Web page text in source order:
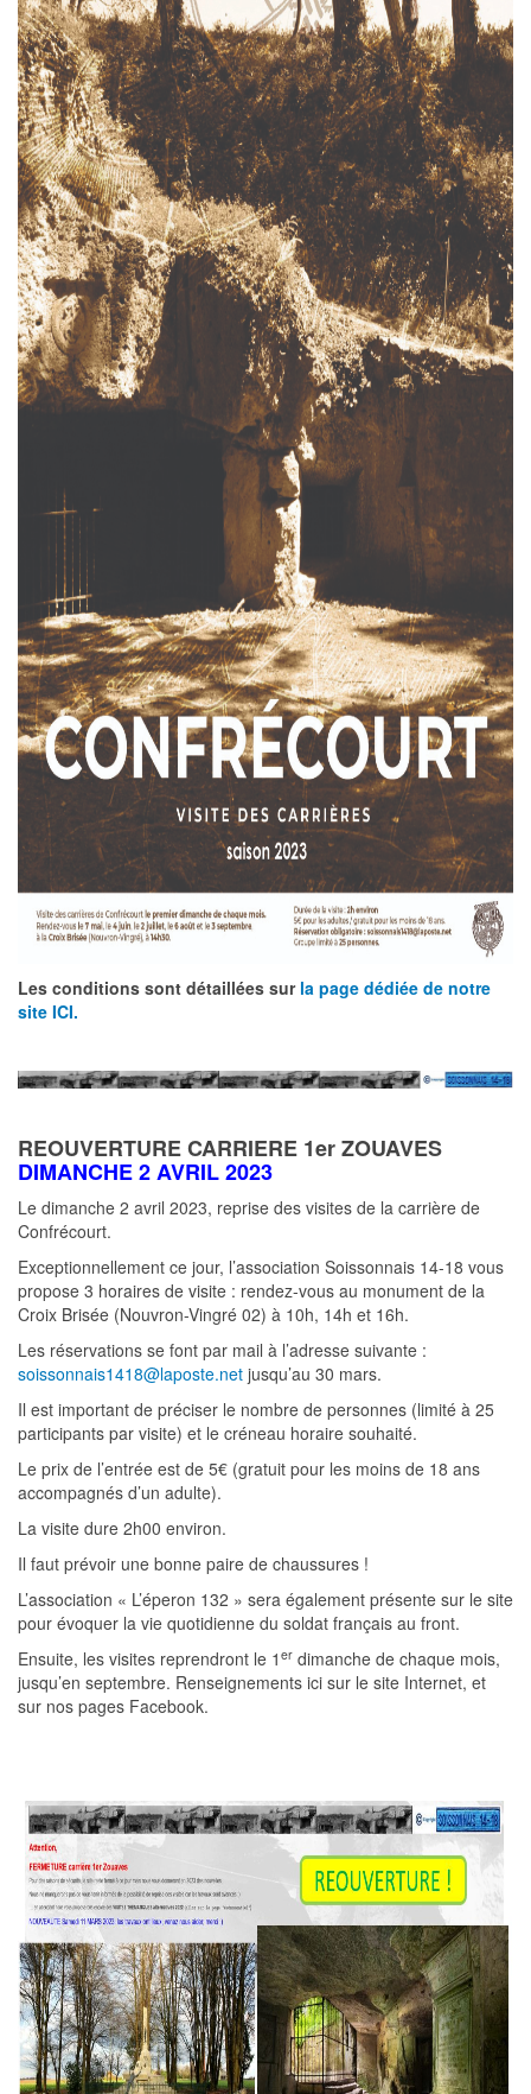
Les conditions sont détaillées sur la page dédiée de notre
site ICI.
REOUVERTURE CARRIERE 1er ZOUAVES
DIMANCHE 2 AVRIL 2023
Le dimanche 2 avril 2023, reprise des visites de la carrière de
Confrécourt.
Exceptionnellement ce jour, l’association Soissonnais 14-18 vous
propose 3 horaires de visite : rendez-vous au monument de la
Croix Brisée (Nouvron-Vingré 02) à 10h, 14h et 16h.
Les réservations se font par mail à l’adresse suivante :
soissonnais1418@laposte.net jusqu’au 30 mars.
Il est important de préciser le nombre de personnes (limité à 25
participants par visite) et le créneau horaire souhaité.
Le prix de l’entrée est de 5€ (gratuit pour les moins de 18 ans
accompagnés d’un adulte).
La visite dure 2h00 environ.
Il faut prévoir une bonne paire de chaussures !
L’association « L’éperon 132 » sera également présente sur le site
pour évoquer la vie quotidienne du soldat français au front.
Ensuite, les visites reprendront le 1 er dimanche de chaque mois,
jusqu’en septembre. Renseignements ici sur le site Internet, et
sur nos pages Facebook.